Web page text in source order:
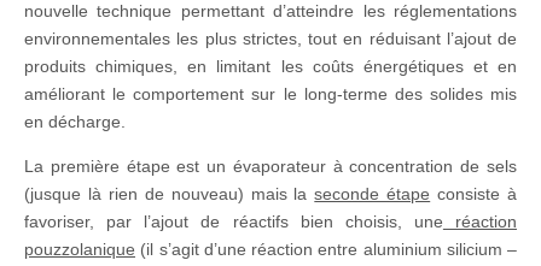
nouvelle technique permettant d’atteindre les réglementations
environnementales les plus strictes, tout en réduisant l’ajout de
produits chimiques, en limitant les coûts énergétiques et en
améliorant le comportement sur le long-terme des solides mis
en décharge.
La première étape est un évaporateur à concentration de sels
(jusque là rien de nouveau) mais laseconde étape consiste à
favoriser, par l’ajout de réactifs bien choisis, une réaction
pouzzolanique (il s’agit d’une réaction entre aluminium silicium –